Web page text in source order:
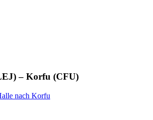
– Korfu (CFU)
nach Korfu